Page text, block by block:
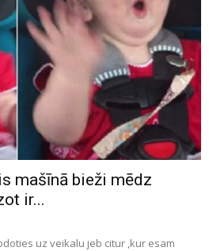
mašīnā bieži mēdz
ir...
uz veikalu jeb citur ,kur esam